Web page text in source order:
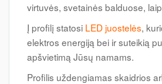
virtuvės, svetainės balduose,
Į profilį statosi LED juostelės,
elektros energiją bei ir suteikią
apšvietimą Jūsų namams.
Profilis uždengiamas skaidrios